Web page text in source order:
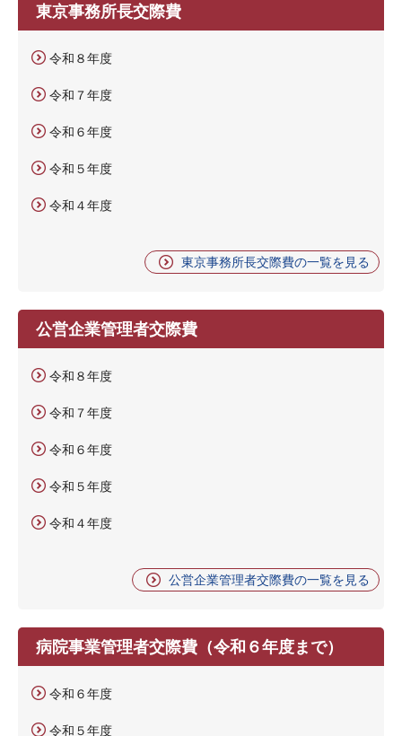
東京事務所長交際費
令和８年度
令和７年度
令和６年度
令和５年度
令和４年度
東京事務所長交際費の一覧を見る
公営企業管理者交際費
令和８年度
令和７年度
令和６年度
令和５年度
令和４年度
公営企業管理者交際費の一覧を見る
病院事業管理者交際費（令和６年度まで）
令和６年度
令和５年度